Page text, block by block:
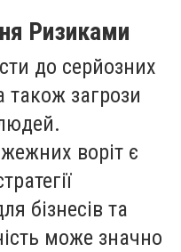
Ризиками
до серйозних
також загрози
воріт є
бізнесів та
може значно